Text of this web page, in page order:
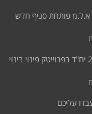
פותחת סניף חדש
חברת אורון נדל"ן תבנה 270 יח"ד בפרוייטק פינוי בינוי
עליכם